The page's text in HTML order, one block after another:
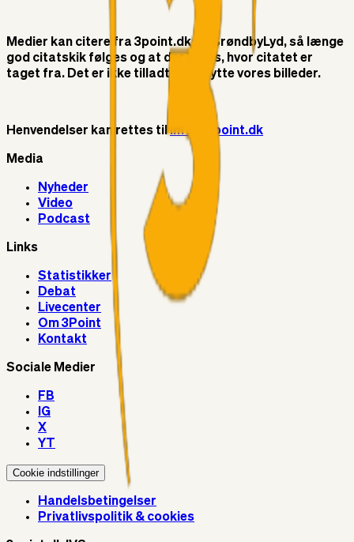
Medier kan citere fra 3point.dk og BrøndbyLyd, så længe
god citatskik følges og at der linkes, hvor citatet er
taget fra. Det er ikke tilladt at benytte vores billeder.
Henvendelser kan rettes tilinfo@3point.dk
Media
Nyheder
Video
Podcast
Links
Statistikker
Debat
Livecenter
Om 3Point
Kontakt
Sociale Medier
FB
IG
X
YT
Cookie indstillinger
Handelsbetingelser
Privatlivspolitik & cookies